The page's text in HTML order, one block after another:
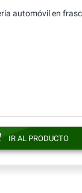
automóvil en
IR AL PRODUCTO